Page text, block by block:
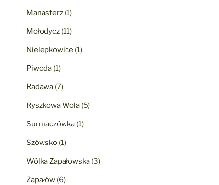
Manasterz (1)
Mołodycz (11)
Nielepkowice (1)
Piwoda (1)
Radawa (7)
Ryszkowa Wola (5)
Surmaczówka (1)
Szówsko (1)
Wólka Zapałowska (3)
Zapałów (6)